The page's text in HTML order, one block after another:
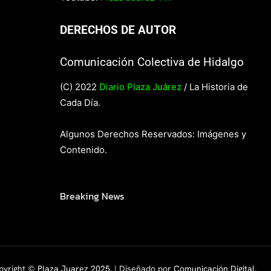
DERECHOS DE AUTOR
Comunicación Colectiva de Hidalgo
(C) 2022 Diario Plaza Juárez / La Historia de
Cada Día.
Algunos Derechos Reservados: Imágenes y
Contenido.
Breaking News
© Plaza Juarez 2025. | Diseñado por Comunicación Digital.